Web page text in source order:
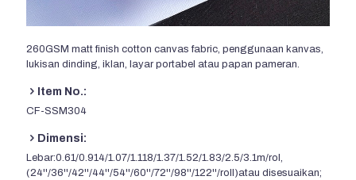
260GSM matt finish cotton canvas fabric, penggunaan kanvas,
lukisan dinding, iklan, layar portabel atau papan pameran.
Item No.:
CF-SSM304
Dimensi:
Lebar:0.61/0.914/1.07/1.118/1.37/1.52/1.83/2.5/3.1m/rol,
(24''/36''/42''/44''/54''/60''/72''/98''/122''/roll)atau disesuaikan;